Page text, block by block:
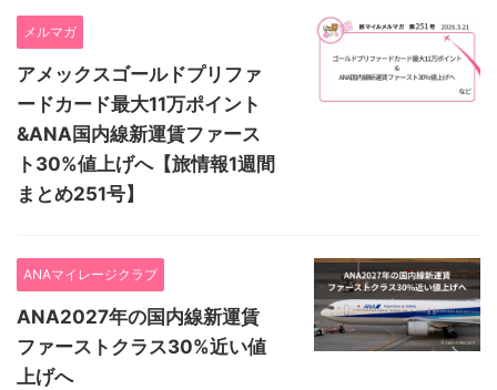
メルマガ
アメックスゴールドプリファ
ードカード最大11万ポイント
&ANA国内線新運賃ファース
ト30%値上げへ【旅情報1週間
まとめ251号】
ANAマイレージクラブ
ANA2027年の国内線新運賃
ファーストクラス30%近い値
上げへ